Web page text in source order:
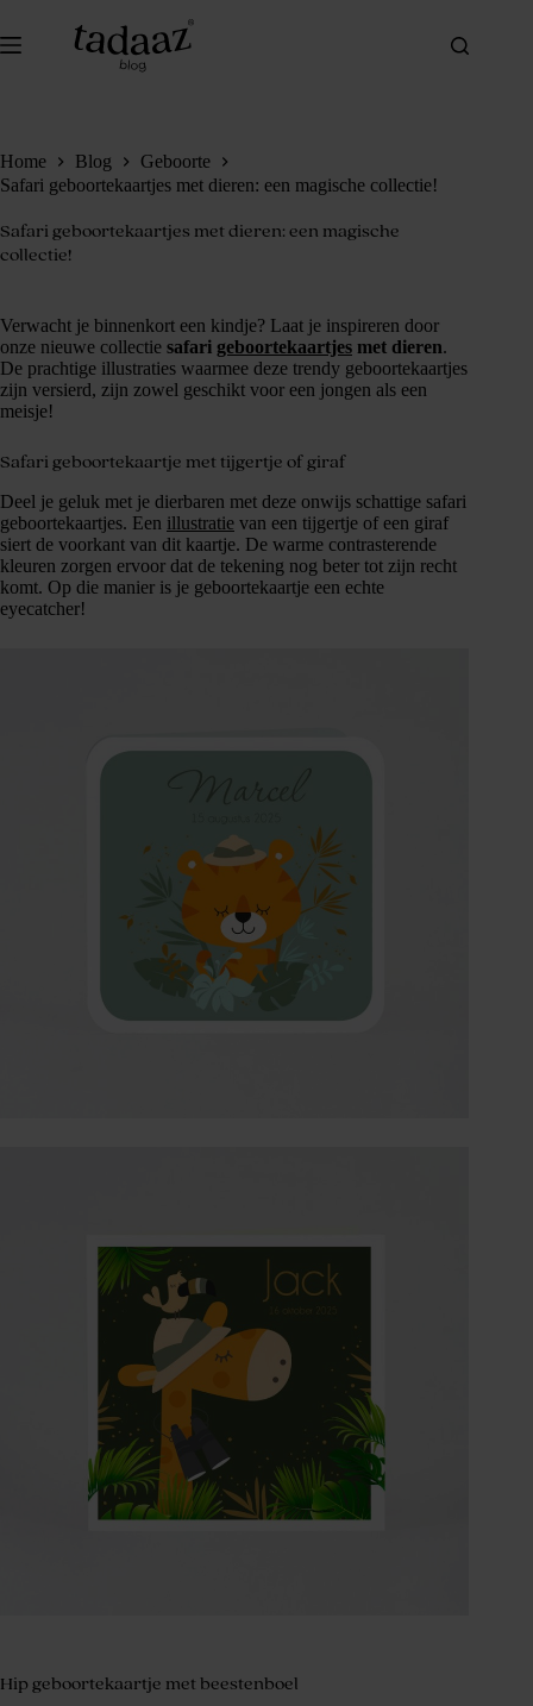
de
Home Blog
Geboorte
Safari geboortekaartjes met dieren: een magische collectie!
Safari geboortekaartjes met dieren: een magische
collectie!
Verwacht je binnenkort een kindje? Laat je inspireren door
onze nieuwe collectie safari geboortekaartjes met dieren.
De prachtige illustraties waarmee deze trendy geboortekaartjes
zijn versierd, zijn zowel geschikt voor een jongen als een
meisje!
Safari geboortekaartje met tijgertje of giraf
Deel je geluk met je dierbaren met deze onwijs schattige safari
geboortekaartjes. Een illustratie van een tijgertje of een giraf
siert de voorkant van dit kaartje. De warme contrasterende
kleuren zorgen ervoor dat de tekening nog beter tot zijn recht
komt. Op die manier is je geboortekaartje een echte
eyecatcher!
Hip geboortekaartje met beestenboel